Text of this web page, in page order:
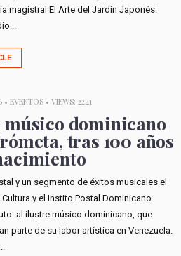
magistral El Arte del Jardín Japonés:
• EVENTOS• VIEWS: 2241
dominicano
tras 100 años
y un segmento de éxitos musicales el
y el Instito Postal Dominicano
al ilustre músico dominicano, que
parte de su labor artística en Venezuela.